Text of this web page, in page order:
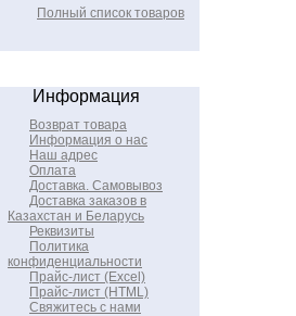
Полный список товаров
Информация
Возврат товара
Информация о нас
Наш адрес
Оплата
Доставка. Самовывоз
Доставка заказов в
Казахстан и Беларусь
Реквизиты
Политика
конфиденциальности
Прайс-лист (Excel)
Прайс-лист (HTML)
Свяжитесь с нами